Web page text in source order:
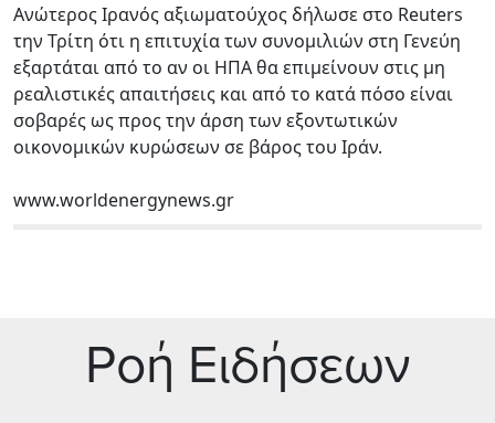
Ανώτερος Ιρανός αξιωματούχος δήλωσε στο Reuters
την Τρίτη ότι η επιτυχία των συνομιλιών στη Γενεύη
εξαρτάται από το αν οι ΗΠΑ θα επιμείνουν στις μη
ρεαλιστικές απαιτήσεις και από το κατά πόσο είναι
σοβαρές ως προς την άρση των εξοντωτικών
οικονομικών κυρώσεων σε βάρος του Ιράν.
www.worldenergynews.gr
Ρoή Ειδήσεων